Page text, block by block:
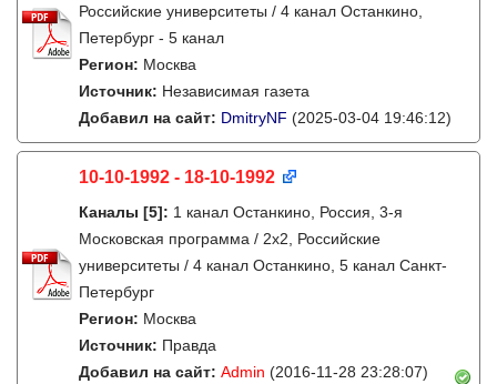
Российские университеты / 4 канал Останкино,
Петербург - 5 канал
Регион: Москва
Источник: Независимая газета
Добавил на сайт: DmitryNF (2025-03-04 19:46:12)
10-10-1992 - 18-10-1992
Каналы [5]: 1 канал Останкино, Россия, 3-я
Московская программа / 2x2, Российские
университеты / 4 канал Останкино, 5 канал Санкт-
Петербург
Регион: Москва
Источник: Правда
Добавил на сайт: Admin (2016-11-28 23:28:07)